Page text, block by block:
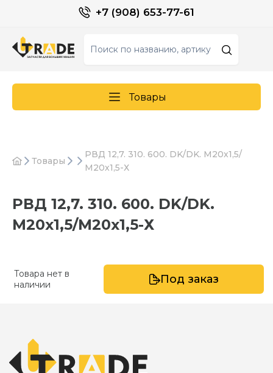
+7 (908) 653-77-61
Товары
Товары
РВД 12,7. 310. 600. DK/DK. М20х1,5/
М20х1,5-Х
РВД 12,7. 310. 600. DK/DK.
М20х1,5/М20х1,5-Х
Товара нет в
наличии
Под заказ